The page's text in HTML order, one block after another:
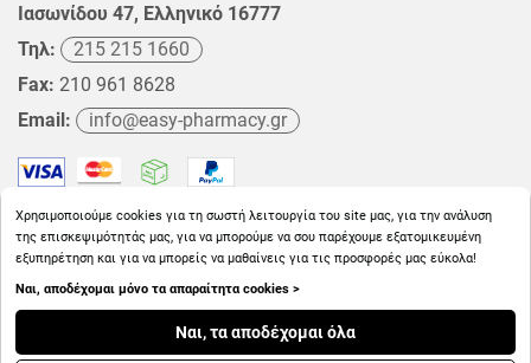
Ιασωνίδου 47, Ελληνικό 16777
Τηλ:
215 215 1660
Fax: 210 961 8628
Email:
info@easy-pharmacy.gr
Copyright © 2026EasyPharmacy.gr
Χρησιμοποιούμε cookies για τη σωστή λειτουργία του site μας, για την ανάλυση
της επισκεψιμότητάς μας, για να μπορούμε να σου παρέχουμε εξατομικευμένη
εξυπηρέτηση και για να μπορείς να μαθαίνεις για τις προσφορές μας εύκολα!
Ναι, αποδέχομαι μόνο τα απαραίτητα cookies >
Ναι, τα αποδέχομαι όλα